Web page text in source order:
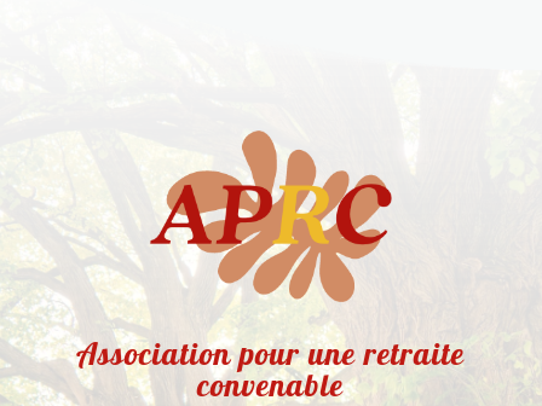
Association pour une retraite
convenable